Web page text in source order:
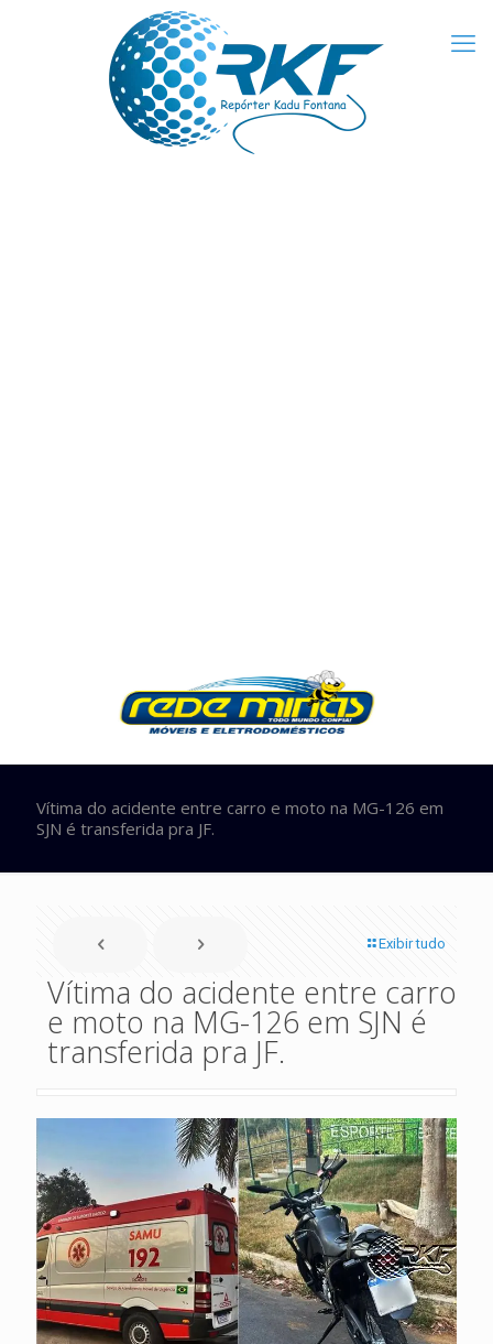
Vítima do acidente entre carro e moto na MG-126 em
SJN é transferida pra JF.
Exibir tudo
Vítima do acidente entre carro
e moto na MG-126 em SJN é
transferida pra JF.